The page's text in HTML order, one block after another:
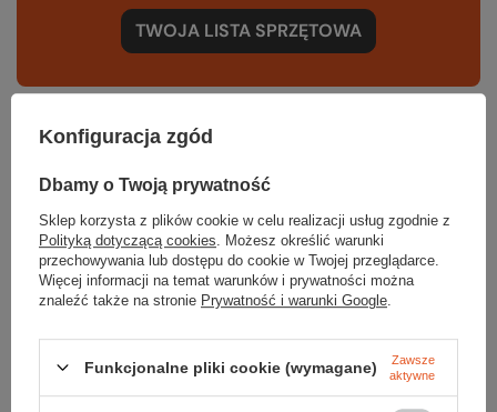
TWOJA LISTA SPRZĘTOWA
Gwarancja
RĘKOJMIA 24 M-CE
Na sprzedawane produkty udzielana jest 24-miesięczna rękojmia na
podstawie ustawy z dnia 30 maja 2014r. o prawach konsumenta.
PODMIOT ODPOWIEDZIALNY ZA TEN PRODUKT NA TERENIE UE
Konfiguracja zgód
Dbamy o Twoją prywatność
Sklep korzysta z plików cookie w celu realizacji usług zgodnie z
Polityką dotyczącą cookies . Możesz określić warunki
przechowywania lub dostępu do cookie w Twojej przeglądarce.
Więcej informacji na temat warunków i prywatności można
znaleźć także na stronie Prywatność i warunki Google
Funkcjonalne pliki cookie (wymagane)
Zawsze
aktywne